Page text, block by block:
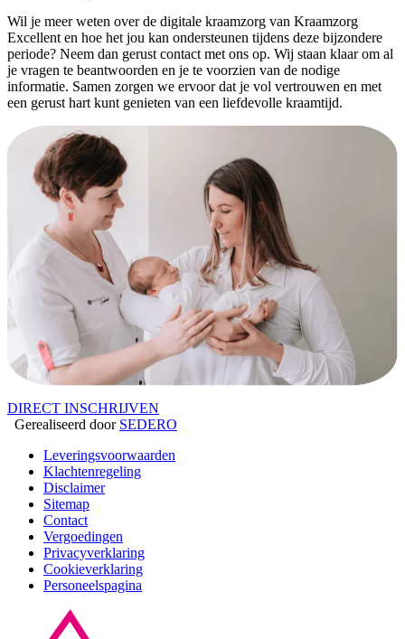
Wil je meer weten over de digitale kraamzorg van Kraamzorg
Excellent en hoe het jou kan ondersteunen tijdens deze bijzondere
periode? Neem dan gerust contact met ons op. Wij staan klaar om al
je vragen te beantwoorden en je te voorzien van de nodige
informatie. Samen zorgen we ervoor dat je vol vertrouwen en met
een gerust hart kunt genieten van een liefdevolle kraamtijd.
DIRECT INSCHRIJVEN
Gerealiseerd door SEDERO
Leveringsvoorwaarden
Klachtenregeling
Disclaimer
Sitemap
Contact
Vergoedingen
Privacyverklaring
Cookieverklaring
Personeelspagina